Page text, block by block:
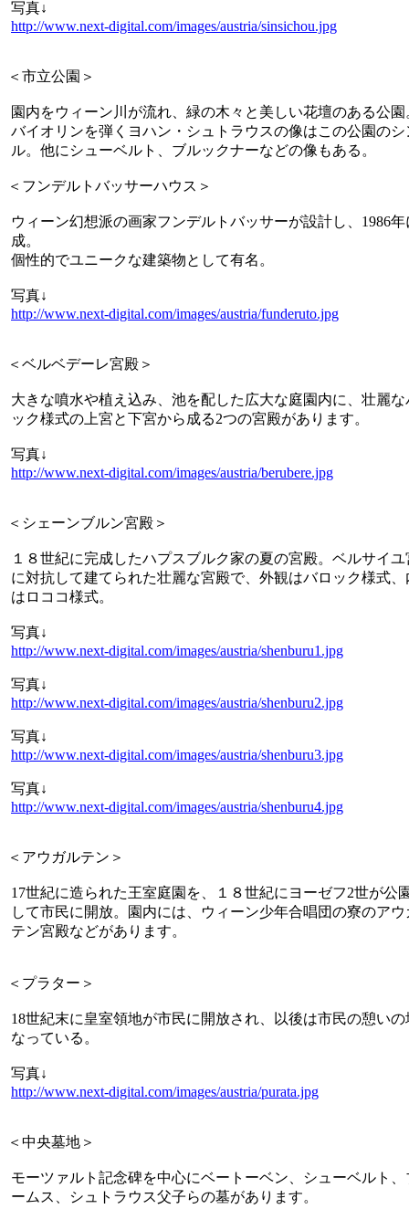
写真↓
http://www.next-digital.com/images/austria/sinsichou.jpg
＜市立公園＞
園内をウィーン川が流れ、緑の木々と美しい花壇のある公園
バイオリンを弾くヨハン・シュトラウスの像はこの公園のシ
ル。他にシューベルト、ブルックナーなどの像もある。
＜フンデルトバッサーハウス＞
ウィーン幻想派の画家フンデルトバッサーが設計し、1986年
成。
個性的でユニークな建築物として有名。
写真↓
http://www.next-digital.com/images/austria/funderuto.jpg
＜ベルベデーレ宮殿＞
大きな噴水や植え込み、池を配した広大な庭園内に、壮麗な
ック様式の上宮と下宮から成る2つの宮殿があります。
写真↓
http://www.next-digital.com/images/austria/berubere.jpg
＜シェーンブルン宮殿＞
１８世紀に完成したハプスブルク家の夏の宮殿。ベルサイユ
に対抗して建てられた壮麗な宮殿で、外観はバロック様式、
はロココ様式。
写真↓
http://www.next-digital.com/images/austria/shenburu1.jpg
写真↓
http://www.next-digital.com/images/austria/shenburu2.jpg
写真↓
http://www.next-digital.com/images/austria/shenburu3.jpg
写真↓
http://www.next-digital.com/images/austria/shenburu4.jpg
＜アウガルテン＞
17世紀に造られた王室庭園を、１８世紀にヨーゼフ2世が公
して市民に開放。園内には、ウィーン少年合唱団の寮のアウ
テン宮殿などがあります。
＜プラター＞
18世紀末に皇室領地が市民に開放され、以後は市民の憩いの
なっている。
写真↓
http://www.next-digital.com/images/austria/purata.jpg
＜中央墓地＞
モーツァルト記念碑を中心にベートーベン、シューベルト、
ームス、シュトラウス父子らの墓があります。